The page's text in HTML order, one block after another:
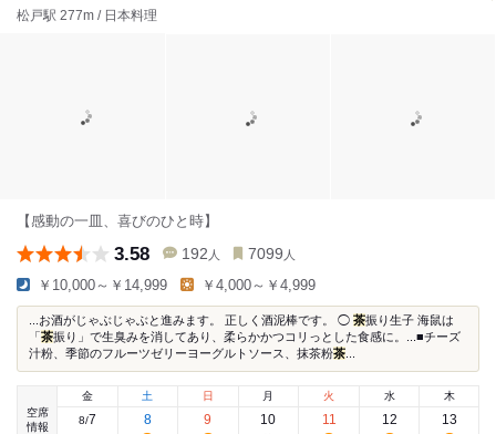
松戸駅 277m / 日本料理
【感動の一皿、喜びのひと時】
3.58 192 人 7099 人
￥10,000～￥14,999 ￥4,000～￥4,999
...お酒がじゃぶじゃぶと進みます。 正しく酒泥棒です。 ◯ 茶振り生子 海鼠は
「 茶振り」で生臭みを消してあり、柔らかかつコリっとした食感に。...■チーズ
汁粉、季節のフルーツゼリーヨーグルトソース、抹茶粉茶
空席
情報
金
8/7
土
8
日
9
月
10
火
11
水
12
木
13